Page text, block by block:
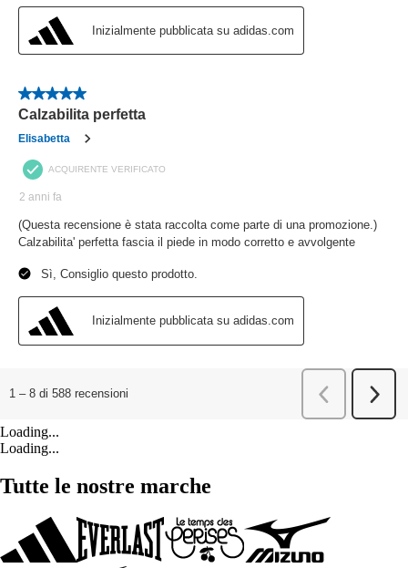
Loading...
Loading...
Tutte le nostre marche